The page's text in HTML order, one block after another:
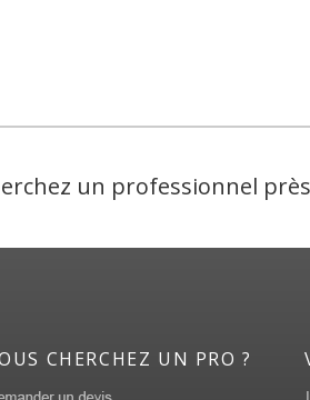
un professionnel
CHERCHEZ UN PRO ?